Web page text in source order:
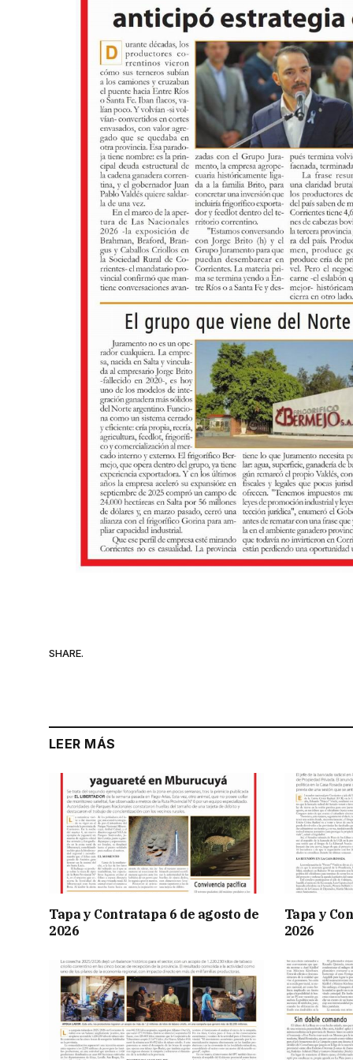
SHARE.
LEER MÁS
Tapa y Contratapa 6 de agosto de
2026
Tapa y
2026